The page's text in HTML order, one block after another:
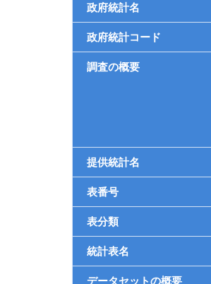
政府統計名
政府統計コード
調査の概要
提供統計名
表番号
表分類
統計表名
データセットの概要